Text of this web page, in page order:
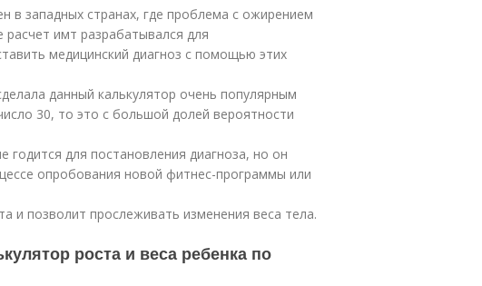
в западных странах, где проблема с ожирением
имт разрабатывался для
медицинский диагноз с помощью этих
данный калькулятор очень популярным
30, то это с большой долей вероятности
для постановления диагноза, но он
опробования новой фитнес-программы или
и позволит прослеживать изменения веса тела.
роста и веса ребенка по